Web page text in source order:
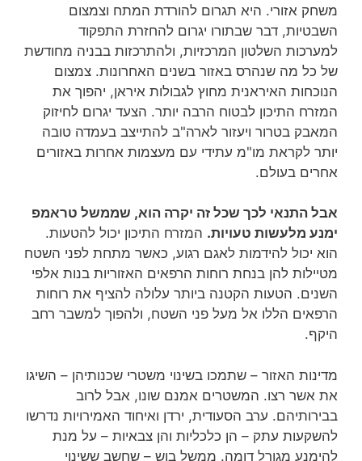
משחק אזורי. היא תגרום להורדת המתח וצמצום
השבטיות, דבר שבתורו יגרום להחזרת התפקוד
למערכות השלטון המרכזיות, ולהתרכזות בבניה מחודשת
של כל מה שנהרס באזור בשנים האחרונות. צמצום
הנוכחות האיראנית מחוץ לגבולות איראן, יהפוך את
המזרח התיכון לבטוח הרבה יותר. הצעד יגרום לחיזוק
המאבק בטרור ויעזור לארה"ב להתייצב בעמדה טובה
יותר לקראת מו"מ עתידי עם מעצמות אחרות באזורים
אחרים בעולם.
אבל התנאי לכך שכל זה יקרה הוא, שממשל טראמפ
ימנע מלעשות טעויות. המזרח התיכון יכול להטעות.
הוא יכול להידמות לאגם רגוע, כאשר מתחת לפני השטח
מטיילות להן בנחת רוחות הרפאים האזוריות בנות אלפי
השנים. הטעות הקטנה ביותר עלולה להציף את רוחות
הרפאים הללו אל מעל פני השטח, ולהפוך למשבר רחב
היקף.
מדינות האזור – שתמכו בשינוי משטרי שכנותיהן – השיגו
את אשר רצו. המשטרים אמנם שונו, אבל לרוב
בבירותיהם. ערב הסעודית, ירדן ואיחוד האמירויות נדרשו
להשקעות עתק – הן כלכליות והן צבאיות – על מנת
להימנע מגורל דומה. ממשל בוש – שחשב ששינוי